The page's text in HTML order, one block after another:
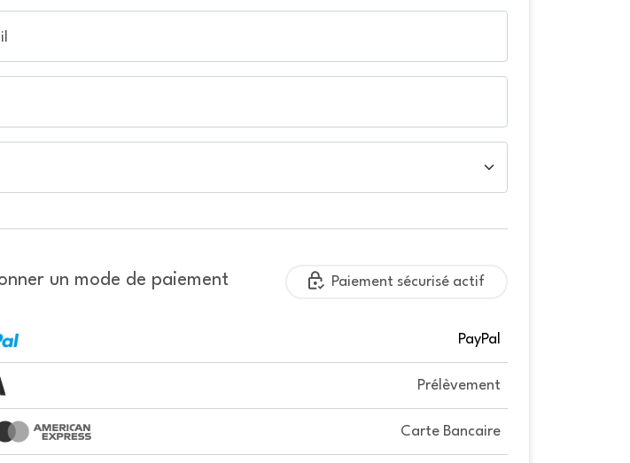
un mode de paiement Paiement sécurisé actif
PayPal
Prélèvement
Carte Bancaire